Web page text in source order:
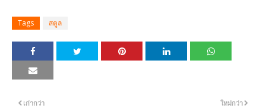
Tags สตูล
ใหม่กว่า
เก่ากว่า